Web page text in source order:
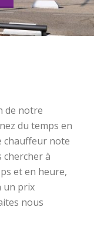
de notre
du temps en
chauffeur note
chercher à
et en heure,
un prix
nous